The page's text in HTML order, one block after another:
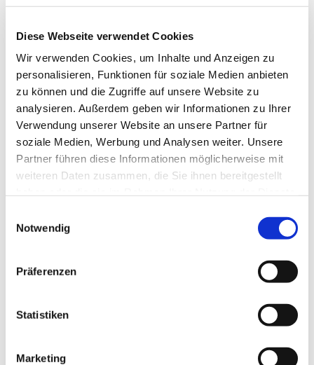
Diese Webseite verwendet Cookies
Wir verwenden Cookies, um Inhalte und Anzeigen zu
personalisieren, Funktionen für soziale Medien anbieten
zu können und die Zugriffe auf unsere Website zu
analysieren. Außerdem geben wir Informationen zu Ihrer
Verwendung unserer Website an unsere Partner für
soziale Medien, Werbung und Analysen weiter. Unsere
Partner führen diese Informationen möglicherweise mit
weiteren Daten zusammen, die Sie ihnen bereitgestellt
Notwendig
Präferenzen
Statistiken
Marketing
Sonntag, 28. Januar 2018, 20.00 Uhr
Münsterkirchplatz 5, 32052 Herford
Johann Sebastian Bach (1685-1750)
Kantate BWV 1 “Wie schön leuchtet der
Morgenstern”
Kantate BWV 3 “Ach Gott, wie manches Herzeleid”
Johann Adolf Hasse(1699-1783)
Miserere in c
Chor der Hochschule für Kirchenmusik
NordwestdeutschenPhilharmonie und des
Jutta Potthoff, Sopran, Dorothea Ohly-Visarius, Alt
Florian Feth, Tenor, Rainer Weiss, Bariton
Gesamtleitung: Hildebrand Haake